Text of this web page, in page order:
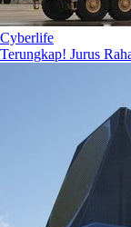
Cyberlife
Terungkap! Jurus